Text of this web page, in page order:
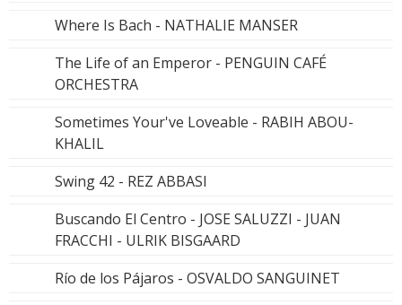
Where Is Bach - NATHALIE MANSER
The Life of an Emperor - PENGUIN CAFÉ
ORCHESTRA
Sometimes Your've Loveable - RABIH ABOU-
KHALIL
Swing 42 - REZ ABBASI
Buscando El Centro - JOSE SALUZZI - JUAN
FRACCHI - ULRIK BISGAARD
Río de los Pájaros - OSVALDO SANGUINET